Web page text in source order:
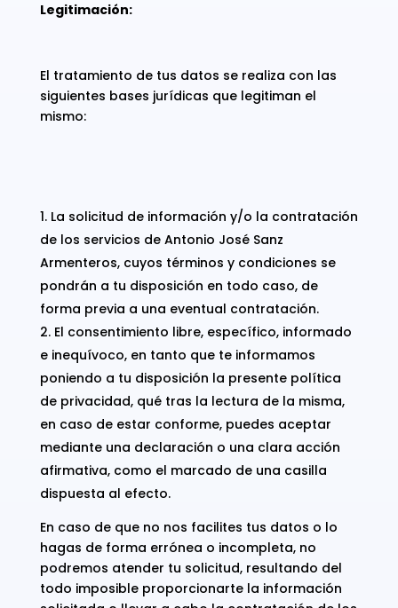
Legitimación:
El tratamiento de tus datos se realiza con las
siguientes bases jurídicas que legitiman el
mismo:
La solicitud de información y/o la contratación
de los servicios de Antonio José Sanz
Armenteros, cuyos términos y condiciones se
pondrán a tu disposición en todo caso, de
forma previa a una eventual contratación.
El consentimiento libre, específico, informado
e inequívoco, en tanto que te informamos
poniendo a tu disposición la presente política
de privacidad, qué tras la lectura de la misma,
en caso de estar conforme, puedes aceptar
mediante una declaración o una clara acción
afirmativa, como el marcado de una casilla
dispuesta al efecto.
En caso de que no nos facilites tus datos o lo
hagas de forma errónea o incompleta, no
podremos atender tu solicitud, resultando del
todo imposible proporcionarte la información